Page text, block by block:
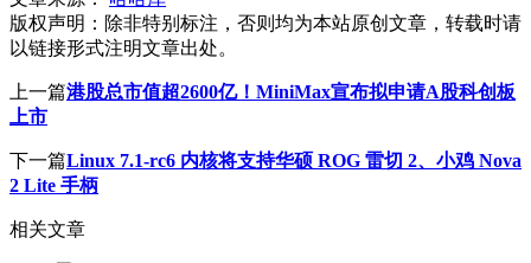
版权声明： 除非特别标注，否则均为本站原创文章，转载时请
以链接形式注明文章出处。
上一篇港股总市值超2600亿！MiniMax宣布拟申请A股科创板
上市
下一篇Linux 7.1-rc6 内核将支持华硕 ROG 雷切 2、小鸡 Nova
2 Lite 手柄
相关文章